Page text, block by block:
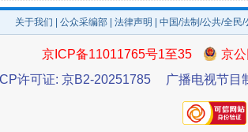
关于我们 公众采编部 法律声明 | 中国/法制/公共/全民
京ICP备11011765号1至35
京
ICP许可证: 京B2-20251785
广播电视节目